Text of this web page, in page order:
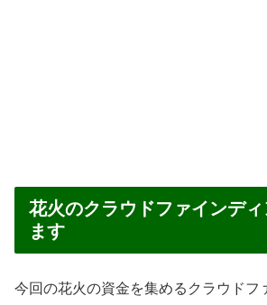
花火のクラウドファインデ
ます
今回の花火の資金を集めるクラウドフ